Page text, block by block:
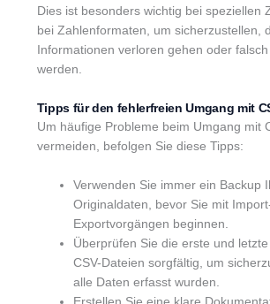
Dies ist besonders wichtig bei speziellen
bei Zahlenformaten, um sicherzustellen,
Informationen verloren gehen oder
werden.
Tipps für den fehlerfreien Umgang mit
Um häufige Probleme beim Umgang mit
vermeiden, befolgen Sie diese Tipps:
Verwenden Sie immer ein Backup
Originaldaten, bevor Sie mit
Exportvorgängen beginnen.
Überprüfen Sie die erste und
CSV-Dateien sorgfältig, um
alle Daten erfasst wurden.